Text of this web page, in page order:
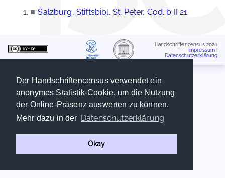
Der Handschriftencensus verwendet ein
anonymes Statistik-Cookie, um die Nutzung
der Online-Präsenz auswerten zu können.
Mehr dazu in der Datenschutzerklärung
Okay
■ Salzburg, Stiftsbibl. St. Peter, Cod. b II 21
Handschriftencensus 2026
Impressum
Datenschutzerklärung